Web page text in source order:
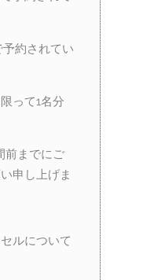
予約されてい
って1名分
前までにご
申し上げま
ルについて